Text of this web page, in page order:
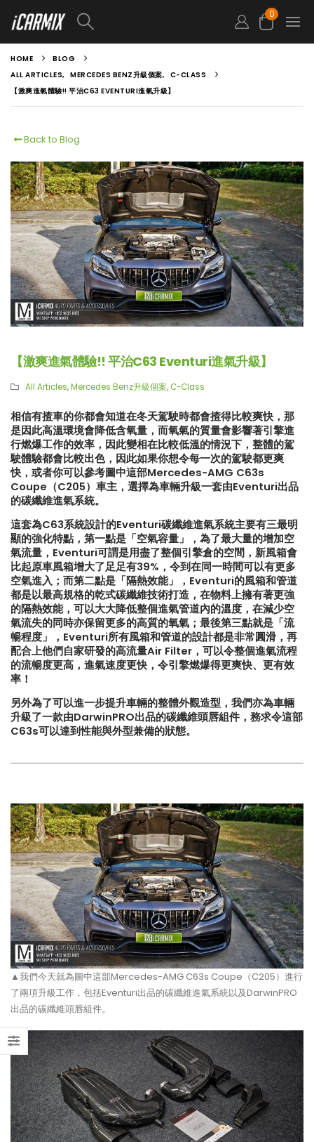
0
HOME
BLOG
ALL ARTICLES, MERCEDES BENZ升級個案, C-CLASS
【激爽進氣體驗!! 平治C63 EVENTURI進氣升級】
Back to Blog
【激爽進氣體驗!! 平治C63 Eventuri進氣升級】
All Articles,Mercedes Benz升級個案, C-Class
相信有揸車的你都會知道在冬天駕駛時都會揸得比較爽快，那
是因此高溫環境會降低含氧量，而氧氣的質量會影響著引擎進
行燃爆工作的效率，因此變相在比較低溫的情況下，整體的駕
駛體驗都會比較出色，因此如果你想令每一次的駕駛都更爽
快，或者你可以參考圖中這部Mercedes-AMG C63s
Coupe（C205）車主，選擇為車輛升級一套由Eventuri出品
的碳纖維進氣系統。
這套為C63系統設計的Eventuri碳纖維進氣系統主要有三最明
顯的強化特點，第一點是「空氣容量」，為了最大量的增加空
氣流量，Eventuri可謂是用盡了整個引擎倉的空間，新風箱會
比起原車風箱增大了足足有39%，令到在同一時間可以有更多
空氣進入；而第二點是「隔熱效能」，Eventuri的風箱和管道
都是以最高規格的乾式碳纖維技術打造，在物料上擁有著更強
的隔熱效能，可以大大降低整個進氣管道內的溫度，在減少空
氣流失的同時亦保留更多的高質的氧氣；最後第三點就是「流
暢程度」，Eventuri所有風箱和管道的設計都是非常圓滑，再
配合上他們自家研發的高流量Air Filter，可以令整個進氣流程
的流暢度更高，進氣速度更快，令引擎燃爆得更爽快、更有效
率！
另外為了可以進一步提升車輛的整體外觀造型，我們亦為車輛
升級了一款由DarwinPRO出品的碳纖維頭唇組件，務求令這部
C63s可以達到性能與外型兼備的狀態。
▲我們今天就為圖中這部Mercedes-AMG C63s Coupe（C205）進行
了兩項升級工作，包括Eventuri出品的碳纖維進氣系統以及DarwinPRO
出品的碳纖維頭唇組件。
【LARTE-Design: 打造出終極版
本的BMW XM】
【再向經典致敬!! Suzuki Jimny
XL化身迷你G-Class】
【打造一部更簡潔有力的Honda
Type-R FL5?!】
【真正碳為觀止!! McLaren
720S升級攻略】
【不能錯過的最新升級改
Instagram Reels】
【全球限量一部!! McLaren
650S Project Kilo升級攻